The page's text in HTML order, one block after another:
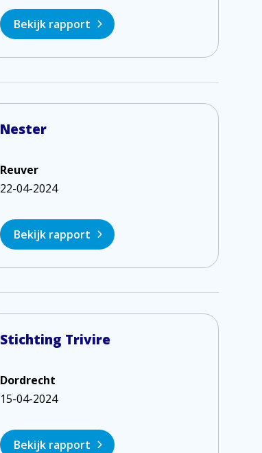
Bekijk rapport
Nester
Reuver
22-04-2024
Bekijk rapport
Stichting Trivire
Dordrecht
15-04-2024
Bekijk rapport